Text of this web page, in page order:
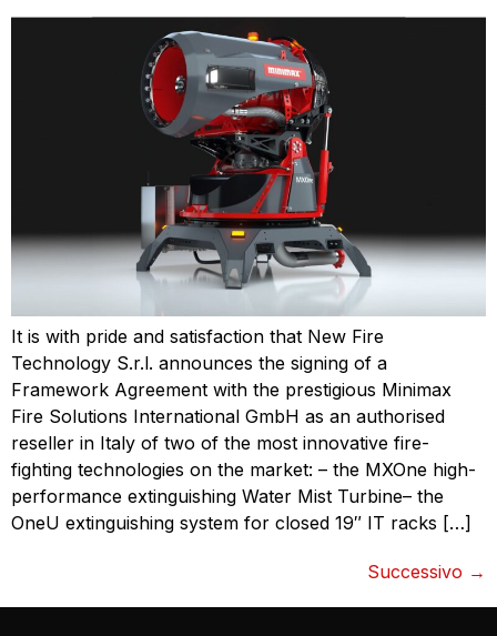
It is with pride and satisfaction that New Fire
Technology S.r.l. announces the signing of a
Framework Agreement with the prestigious Minimax
Fire Solutions International GmbH as an authorised
reseller in Italy of two of the most innovative fire-
fighting technologies on the market: – the MXOne high-
performance extinguishing Water Mist Turbine– the
OneU extinguishing system for closed 19″ IT racks […]
Successivo →